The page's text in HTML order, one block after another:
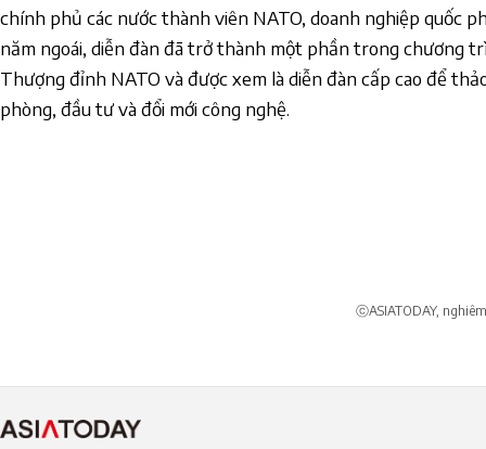
chính phủ các nước thành viên NATO, doanh nghiệp quốc
năm ngoái, diễn đàn đã trở thành một phần trong chương
Thượng đỉnh NATO và được xem là diễn đàn cấp cao để
phòng, đầu tư và đổi mới công nghệ.
ⓒASIATODAY,